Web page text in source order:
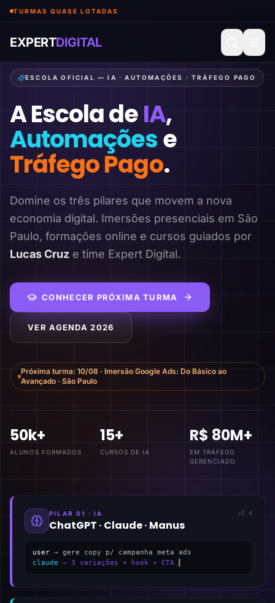
TURMAS QUASE LOTADAS
EXPERTDIGITAL
ESCOLA OFICIAL — IA · AUTOMAÇÕES · TRÁFEGO PAGO
A Escola deIA,
Automaçõese
Tráfego Pago.
Domine os três pilares que movem a nova
economia digital. Imersões presenciais em São
Paulo, formações online e cursos guiados por
Lucas Cruz e time Expert Digital.
CONHECER PRÓXIMA TURMA
VER AGENDA 2026
Próxima turma: 10/08 · Imersão Google Ads: Do Básico ao
Avançado · São Paulo
50k+
ALUNOS FORMADOS
15+
CURSOS DE IA
R$ 80M+
EM TRÁFEGO
GERENCIADO
PILAR 01 · IA
ChatGPT · Claude · Manus
v2.4
user → gere copy p/ campanha meta ads
claude → 3 variações + hook + CTA